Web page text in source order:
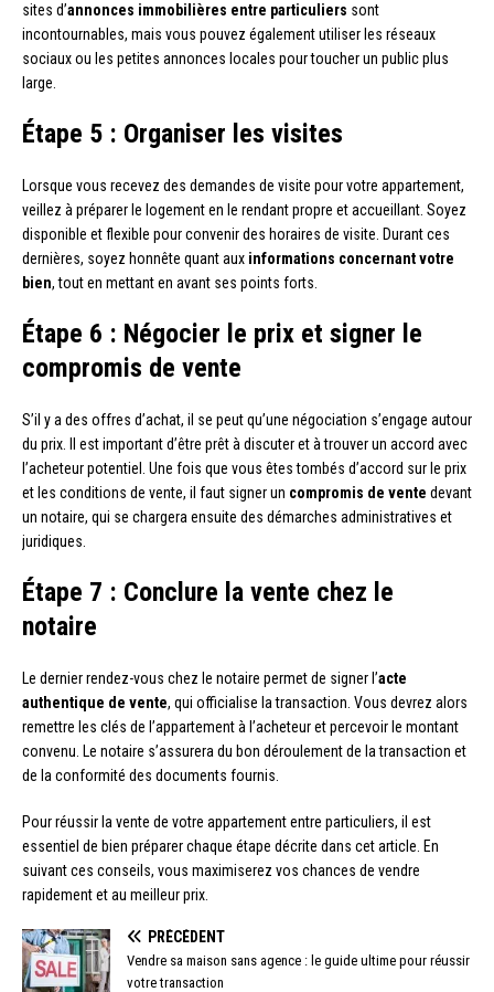
sites d’annonces immobilières entre particuliers sont
incontournables, mais vous pouvez également utiliser les réseaux
sociaux ou les petites annonces locales pour toucher un public plus
large.
Étape 5 : Organiser les visites
Lorsque vous recevez des demandes de visite pour votre appartement,
veillez à préparer le logement en le rendant propre et accueillant. Soyez
disponible et flexible pour convenir des horaires de visite. Durant ces
dernières, soyez honnête quant aux informations concernant votre
bien, tout en mettant en avant ses points forts.
Étape 6 : Négocier le prix et signer le
compromis de vente
S’il y a des offres d’achat, il se peut qu’une négociation s’engage autour
du prix. Il est important d’être prêt à discuter et à trouver un accord avec
l’acheteur potentiel. Une fois que vous êtes tombés d’accord sur le prix
et les conditions de vente, il faut signer un compromis de vente devant
un notaire, qui se chargera ensuite des démarches administratives et
juridiques.
Étape 7 : Conclure la vente chez le
notaire
Le dernier rendez-vous chez le notaire permet de signer l’acte
authentique de vente, qui officialise la transaction. Vous devrez alors
remettre les clés de l’appartement à l’acheteur et percevoir le montant
convenu. Le notaire s’assurera du bon déroulement de la transaction et
de la conformité des documents fournis.
Pour réussir la vente de votre appartement entre particuliers, il est
essentiel de bien préparer chaque étape décrite dans cet article. En
suivant ces conseils, vous maximiserez vos chances de vendre
rapidement et au meilleur prix.
PRÉCÉDENT
Vendre sa maison sans agence : le guide ultime pour réussir
votre transaction